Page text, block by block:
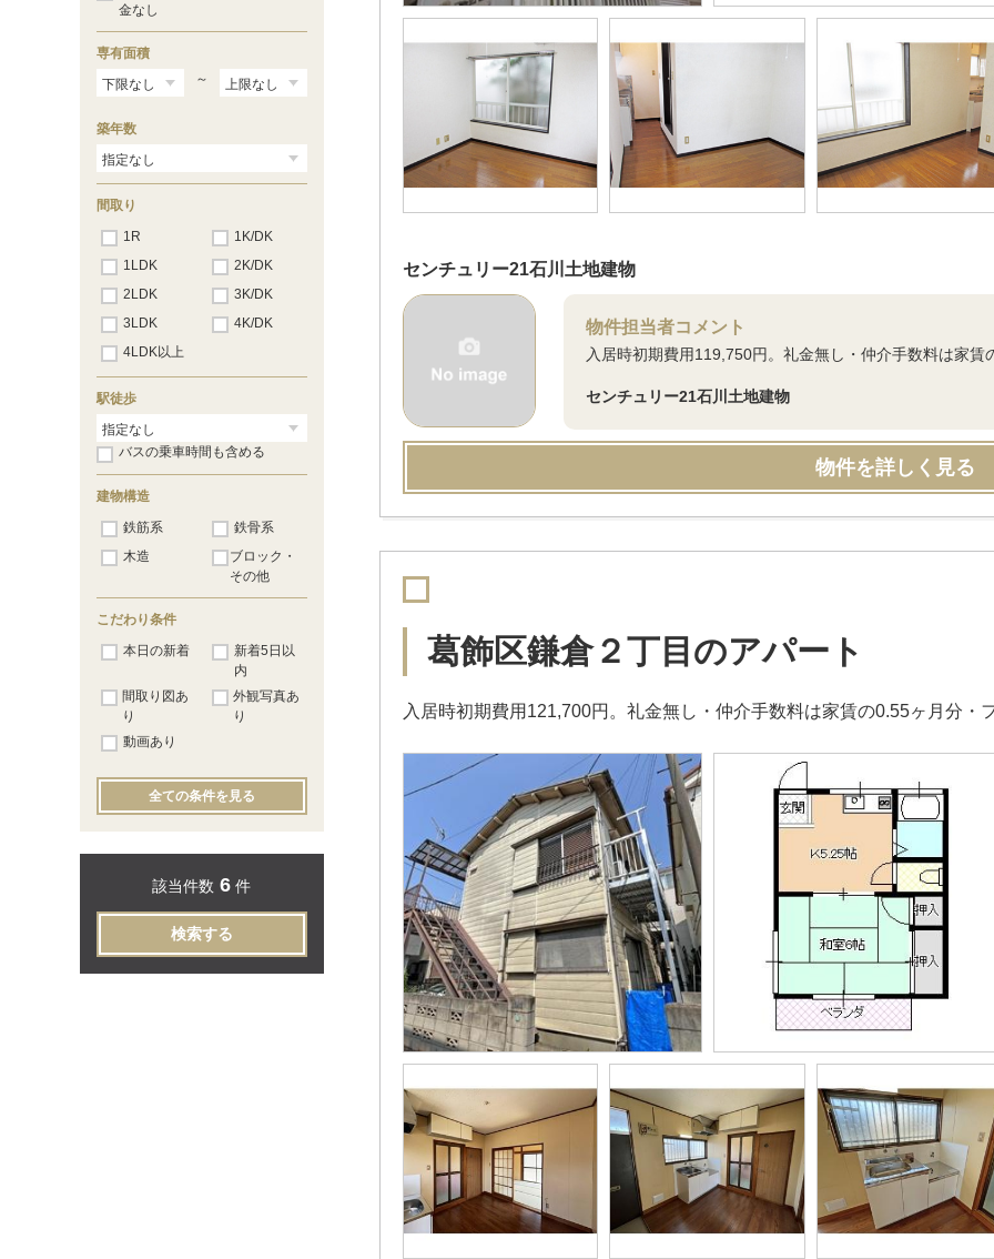
センチュリー21石川土地建物
物件担当者コメント
入居時初期費用119,750円。礼金無し・仲介手数料は家
センチュリー21石川土地建物
物件を詳しく見る
葛飾区鎌倉２丁目のアパート
入居時初期費用121,700円。礼金無し・仲介手数料は家賃の0.55ヶ月分・
金なし
専有面積
～
築年数
間取り
1R
1K/DK
1LDK
2K/DK
2LDK
3K/DK
3LDK
4K/DK
4LDK以上
駅徒歩
バスの乗車時間も含める
建物構造
鉄筋系
鉄骨系
木造
ブロック・
その他
こだわり条件
本日の新着
新着5日以
内
間取り図あ
り
外観写真あ
り
動画あり
全ての条件を見る
該当件数 6 件
検索する